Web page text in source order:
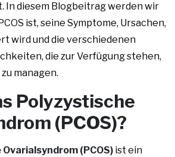
In diesem Blogbeitrag werden wir
ist, seine Symptome, Ursachen,
wird und die verschiedenen
die zur Verfügung stehen,
managen.
Polyzystische
(PCOS)?
(PCOS) ist ein